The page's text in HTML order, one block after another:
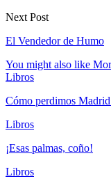
Next Post
El Vendedor de Humo
You might also like
Libros
Cómo perdimos
Libros
¡Esas palmas, coño!
Libros